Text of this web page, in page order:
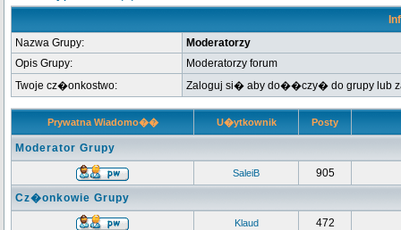
Nazwa Grupy:
Moderatorzy
Opis Grupy:
Moderatorzy forum
Twoje cz�onkostwo:
Zaloguj si� aby do��czy� do grupy
Prywatna Wiadomo�� U�ytkownik Posty
Moderator Grupy
SaleiB
905
Cz�onkowie Grupy
Klaud 472